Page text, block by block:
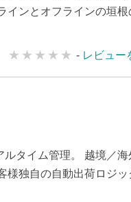
インとオフラインの垣根
- レビュー
ルタイム管理。 越境／海
様独自の自動出荷ロジッ